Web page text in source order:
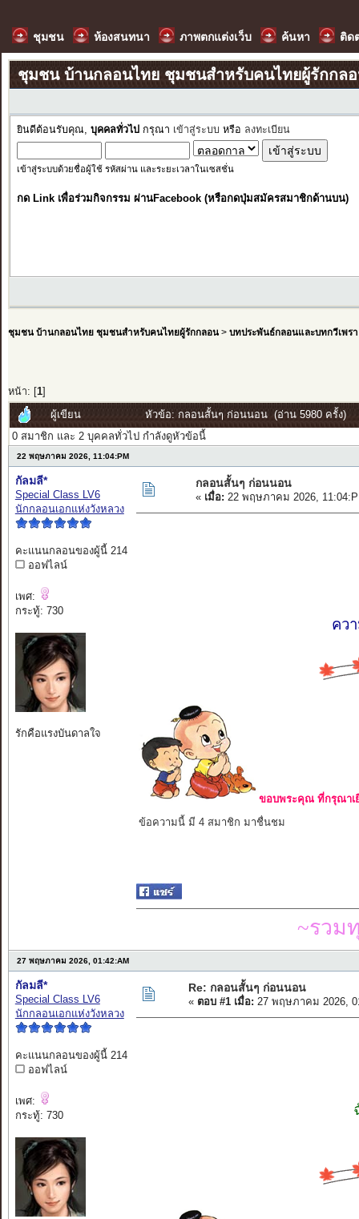
ชุมชน ห้องสนทนา ภาพตกแต่งเว็บ ค้นหา ติด
ชุมชน บ้านกลอนไทย ชุมชนสำหรับคนไทยผู้รักกล
ยินดีต้อนรับคุณ, บุคคลทั่วไป กรุณา เข้าสู่ระบบ หรือ ลงทะเบียน
เข้าสู่ระบบด้วยชื่อผู้ใช้ รหัสผ่าน และระยะเวลาในเซสชั่น
กด Link เพื่อร่วมกิจกรรม ผ่านFacebook (หรือกดปุ่มสมัครสมาชิกด้านบน)
ชุมชน บ้านกลอนไทย ชุมชนสำหรับคนไทยผู้รักกลอน> บทประพันธ์กลอนและบทกวีเพรา
หน้า: [ 1]
ผู้เขียน
หัวข้อ: กลอนสั้นๆ ก่อนนอน (อ่าน 5980 ครั้ง)
0 สมาชิก และ 2 บุคคลทั่วไป กำลังดูหัวข้อนี้
22 พฤษภาคม 2026, 11:04:PM
กัลมลี*
Special Class LV6
นักกลอนเอกแห่งวังหลวง
คะแนนกลอนของผู้นี้ 214
ออฟไลน์
เพศ:
กระทู้: 730
รักคือแรงบันดาลใจ
กลอนสั้นๆ ก่อนนอน
« เมื่อ: 22 พฤษภาคม 2026,
คว
ขอบพระคุณ ที่กรุณาเ
ข้อความนี้ มี 4 สมาชิก มาชื่นชม
~รวม
27 พฤษภาคม 2026, 01:42:AM
กัลมลี*
Special Class LV6
นักกลอนเอกแห่งวังหลวง
คะแนนกลอนของผู้นี้ 214
ออฟไลน์
เพศ:
กระทู้: 730
Re: กลอนสั้นๆ ก่อนนอน
« ตอบ #1 เมื่อ: 27 พฤษภาคม 2026,